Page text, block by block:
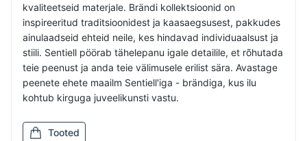
kvaliteetseid materjale. Brändi kollektsioonid on
inspireeritud traditsioonidest ja kaasaegsusest, pakkudes
ainulaadseid ehteid neile, kes hindavad individuaalsust ja
stiili. Sentiell pöörab tähelepanu igale detailile, et rõhutada
teie peenust ja anda teie välimusele erilist sära. Avastage
peenete ehete maailm Sentiell'iga - brändiga, kus ilu
kohtub kirguga juveelikunsti vastu.
Tooted